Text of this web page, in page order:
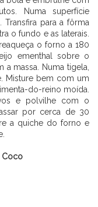
Numa superfície
para a fôrma
o fundo e as laterais.
o forno a 180
ementhal sobre o
massa. Numa tigela,
Misture bem com um
do-reino moída.
e polvilhe com o
por cerca de 30
a quiche do forno e
Coco